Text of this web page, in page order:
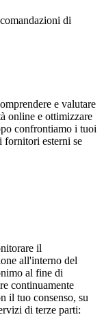
di
e valutare
online e ottimizzare
confrontiamo i tuoi
fornitori esterni se
il
all'interno del
al fine di
continuamente
il tuo consenso, su
di terze parti: